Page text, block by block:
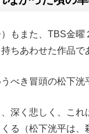
もまた、TBS金曜
ちあわせた作品で
べき冒頭の松下洸
深く悲しく、こ
る（松下洸平は